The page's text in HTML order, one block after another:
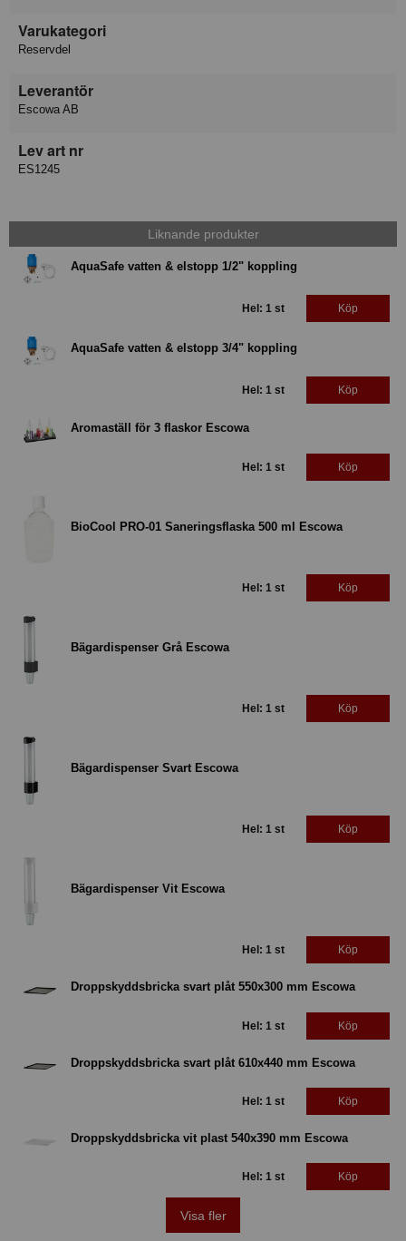
Varukategori
Reservdel
Leverantör
Escowa AB
Lev art nr
ES1245
Liknande produkter
AquaSafe vatten & elstopp 1/2" koppling
Hel: 1 st Köp
AquaSafe vatten & elstopp 3/4" koppling
Hel: 1 st Köp
Aromaställ för 3 flaskor Escowa
Hel: 1 st Köp
BioCool PRO-01 Saneringsflaska 500 ml Escowa
Hel: 1 st Köp
Bägardispenser Grå Escowa
Hel: 1 st Köp
Bägardispenser Svart Escowa
Hel: 1 st Köp
Bägardispenser Vit Escowa
Hel: 1 st Köp
Droppskyddsbricka svart plåt 550x300 mm Escowa
Hel: 1 st Köp
Droppskyddsbricka svart plåt 610x440 mm Escowa
Hel: 1 st Köp
Droppskyddsbricka vit plast 540x390 mm Escowa
Hel: 1 st Köp
Visa fler